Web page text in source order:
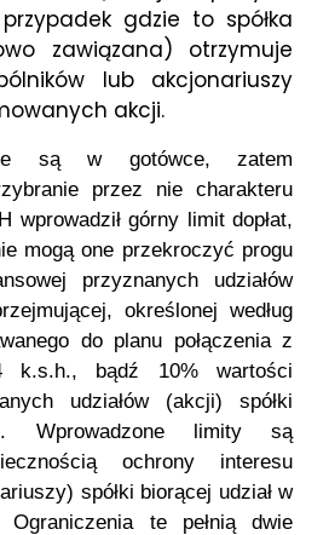
gdzie to spółka
zawiązana) otrzymuje
lub akcjonariuszy
akcji.
są w gotówce, zatem
przez nie charakteru
wprowadził górny limit dopłat,
mogą one przekroczyć progu
przyznanych udziałów
określonej według
do planu połączenia z
bądź 10% wartości
udziałów (akcji) spółki
Wprowadzone limity są
ochrony interesu
spółki biorącej udział w
Ograniczenia te pełnią dwie